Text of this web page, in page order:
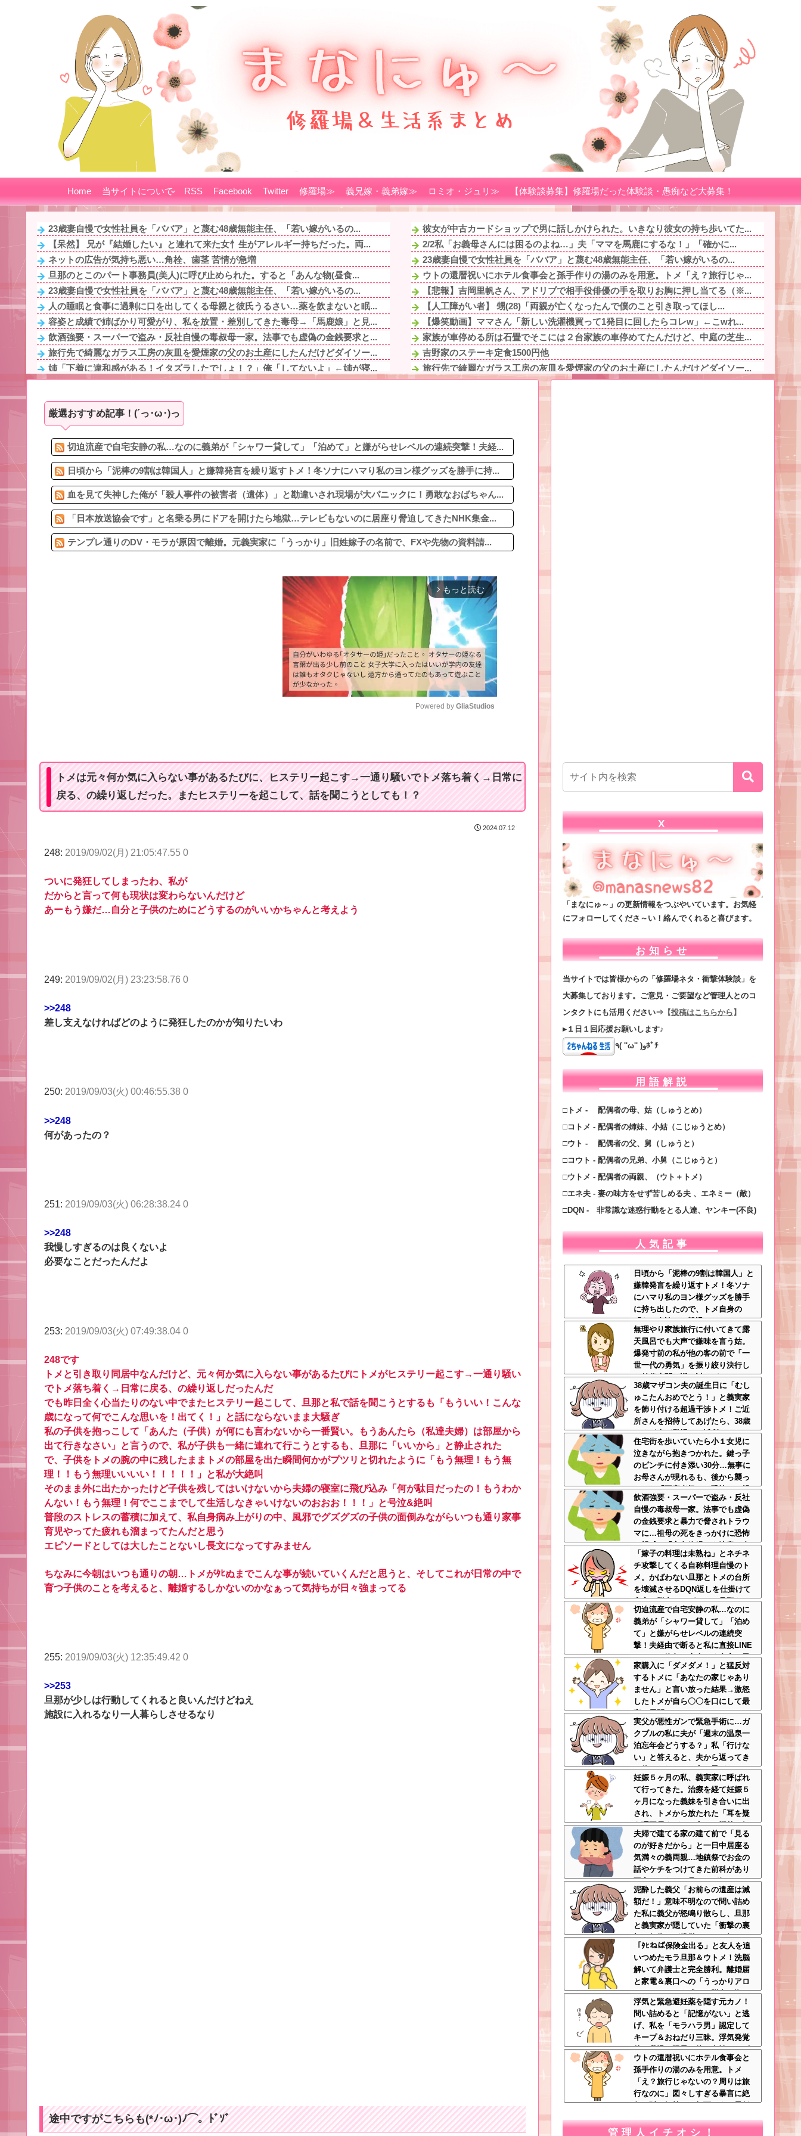
Home 当サイトについて RSS Facebook Twitter 修羅場≫ 義兄嫁・義弟嫁≫ ロミオ・ジュリ≫ 【体験談募集】修羅場だった体験談・愚痴など大募集！
23歳妻自慢で女性社員を「ババア」と蔑む48歳無能主任、「若い嫁がいるの...
【呆然】 兄が『結婚したい』と連れて来た女忄生がアレルギー持ちだった。両...
ネットの広告が気持ち悪い…角栓、歯茎 苦情が急増
旦那のとこのパート事務員(美人)に呼び止められた。すると「あんな物(昼食...
23歳妻自慢で女性社員を「ババア」と蔑む48歳無能主任、「若い嫁がいるの...
人の睡眠と食事に過剰に口を出してくる母親と彼氏うるさい…薬を飲まないと眠...
容姿と成績で姉ばかり可愛がり、私を放置・差別してきた毒母→「馬鹿娘」と見...
飲酒強要・スーパーで盗み・反社自慢の毒叔母一家。法事でも虚偽の金銭要求と...
旅行先で綺麗なガラス工房の灰皿を愛煙家の父のお土産にしたんだけどダイソー...
姉「下着に違和感がある！イタズラしたでしょ！？」俺「してないよ」←姉が寝...
【セール】Dell、HP、NEC、ASUSなどのノートパソコンがセール中...
先生から電話があったんだけど、「〜とか〜」「〜とか考えて〜」と何度も言っ...
90年ぶりに誕生した待望の女の子。お祭り騒ぎの義実家の一方で、近所の婦人...
容姿と成績で姉ばかり可愛がり、私を放置・差別してきた毒母→「馬鹿娘」と見...
彼女が中古カードショップで男に話しかけられた。いきなり彼女の持ち歩いてた...
2/2私「お義母さんには困るのよね…」夫「ママを馬鹿にするな！」「確かに...
23歳妻自慢で女性社員を「ババア」と蔑む48歳無能主任、「若い嫁がいるの...
ウトの還暦祝いにホテル食事会と孫手作りの湯のみを用意。トメ「え？旅行じゃ...
【悲報】吉岡里帆さん、アドリブで相手役俳優の手を取りお胸に押し当てる（※...
【人工障がい者】 甥(28)「両親が亡くなったんで僕のこと引き取ってほし...
【爆笑動画】ママさん「新しい洗濯機買って1発目に回したらコレw」←こwれ...
家族が車停める所は石畳でそこには２台家族の車停めてたんだけど、中庭の芝生...
吉野家のステーキ定食1500円他
旅行先で綺麗なガラス工房の灰皿を愛煙家の父のお土産にしたんだけどダイソー...
【ウマ娘】美浦寮が主催する納涼夏祭りで各ウマ娘が出しそうな催し物他
旦那のとこのパート事務員(美人)に呼び止められた。すると「あんな物(昼食...
厳選おすすめ記事！(´っ･ω･)っ
切迫流産で自宅安静の私…なのに義弟が「シャワー貸して」「泊めて」と嫌がらせレベルの連続突撃！夫経...
日頃から「泥棒の9割は韓国人」と嫌韓発言を繰り返すトメ！冬ソナにハマり私のヨン様グッズを勝手に持...
血を見て失神した俺が「殺人事件の被害者（遺体）」と勘違いされ現場が大パニックに！勇敢なおばちゃん...
「日本放送協会です」と名乗る男にドアを開けたら地獄…テレビもないのに居座り脅迫してきたNHK集金...
テンプレ通りのDV・モラが原因で離婚。元義実家に「うっかり」旧姓嫁子の名前で、FXや先物の資料請...
arrow_forward_ios もっと読む
t
Powered by GliaStudios
トメは元々何か気に入らない事があるたびに、ヒステリー起こす→一通り騒いでトメ落ち着く→日常に
戻る、の繰り返しだった。またヒステリーを起こして、話を聞こうとしても！？
2024.07.12
248: 2019/09/02(月) 21:05:47.55 0
ついに発狂してしまったわ、私が
だからと言って何も現状は変わらないんだけど
あーもう嫌だ…自分と子供のためにどうするのがいいかちゃんと考えよう
249: 2019/09/02(月) 23:23:58.76 0
>>248
差し支えなければどのように発狂したのかが知りたいわ
250: 2019/09/03(火) 00:46:55.38 0
>>248
何があったの？
251: 2019/09/03(火) 06:28:38.24 0
>>248
我慢しすぎるのは良くないよ
必要なことだったんだよ
253: 2019/09/03(火) 07:49:38.04 0
248です
トメと引き取り同居中なんだけど、元々何か気に入らない事があるたびにトメがヒステリー起こす→一通り騒い
でトメ落ち着く→日常に戻る、の繰り返しだったんだ
でも昨日全く心当たりのない中でまたヒステリー起こして、旦那と私で話を聞こうとするも「もういい！こんな
歳になって何でこんな思いを！出てく！」と話にならないまま大騒ぎ
私の子供を抱っこして「あんた（子供）が何にも言わないから一番賢い。もうあんたら（私達夫婦）は部屋から
出て行きなさい」と言うので、私が子供も一緒に連れて行こうとするも、旦那に「いいから」と静止された
で、子供をトメの腕の中に残したままトメの部屋を出た瞬間何かがプツリと切れたように「もう無理！もう無
理！！もう無理いいいい！！！！！」と私が大絶叫
そのまま外に出たかったけど子供を残してはいけないから夫婦の寝室に飛び込み「何が駄目だったの！もうわか
んない！もう無理！何でここまでして生活しなきゃいけないのおおお！！！」と号泣&絶叫
普段のストレスの蓄積に加えて、私自身病み上がりの中、風邪でグズグズの子供の面倒みながらいつも通り家事
育児やってた疲れも溜まってたんだと思う
エピソードとしては大したことないし長文になってすみません
ちなみに今朝はいつも通りの朝…トメがﾀﾋぬまでこんな事が続いていくんだと思うと、そしてこれが日常の中で
育つ子供のことを考えると、離婚するしかないのかなぁって気持ちが日々強まってる
255: 2019/09/03(火) 12:35:49.42 0
>>253
旦那が少しは行動してくれると良いんだけどねえ
施設に入れるなり一人暮らしさせるなり
途中ですがこちらも(*ﾉ･ω･)ﾉ⌒。ﾄﾞｿﾞ
X
「まなにゅ～」の更新情報をつぶやいています。お気軽
にフォローしてくださ～い！絡んでくれると喜びます。
お知らせ
当サイトでは皆様からの「修羅場ネタ・衝撃体験談」を
大募集しております。ご意見・ご要望など管理人とのコ
ンタクトにも活用ください⇒ 【投稿はこちらから 】
▸１日１回応援お願いします♪
٩( ''ω'' )وﾎﾟﾁ
用語解説
□トメ - 配偶者の母、姑（しゅうとめ）
□コトメ - 配偶者の姉妹、小姑（こじゅうとめ）
□ウト - 配偶者の父、舅（しゅうと）
□コウト - 配偶者の兄弟、小舅（こじゅうと）
□ウトメ - 配偶者の両親、（ウト＋トメ）
□エネ夫 - 妻の味方をせず苦しめる夫 、エネミー（敵）
□DQN - 非常識な迷惑行動をとる人達、ヤンキー(不良)
人気記事
日頃から「泥棒の9割は韓国人」と
嫌韓発言を繰り返すトメ！冬ソナ
にハマり私のヨン様グッズを勝手
に持ち出したので、トメ自身の
「あの自論」で撃退したったｗｗ
←矛盾だらけのトメにブーメラン
刺さりまくり
無理やり家族旅行に付いてきて露
天風呂でも大声で嫌味を言う姑。
爆発寸前の私が他の客の前で「一
世一代の勇気」を振り絞り決行し
た前代未聞の返り討ちがこちら←
身体を張った捨て身の反撃すぎる
38歳マザコン夫の誕生日に「むし
ゅこたんおめでとう！」と義実家
を飾り付ける超過干渉トメ！ご近
所さんを招待してあげたら、38歳
メタボ夫が登場して近所のおじい
さんが大爆発する事態に
住宅街を歩いていたら小１女児に
泣きながら抱きつかれた。鍵っ子
のピンチに付き添い30分…無事に
お母さんが現れるも、後から襲っ
てきた「不審者扱いの恐怖」←親
切心が裏目に出るかもしれない世
の中怖すぎる
飲酒強要・スーパーで盗み・反社
自慢の毒叔母一家。法事でも虚偽
の金銭要求と暴力で脅されトラウ
マに…祖母の死をきっかけに恐怖
の親戚と「永久絶縁」を決意←自
分の身の安全を最優先にして大正
解
「嫁子の料理は未熟ね」とネチネ
チ攻撃してくる自称料理自慢のト
メ。かばわない旦那とトメの台所
を壊滅させるDQN返しを仕掛けて
実家に脱出←かばわない旦那も一
緒に痛い目見ろ
切迫流産で自宅安静の私…なのに
義弟が「シャワー貸して」「泊め
て」と嫌がらせレベルの連続突
撃！夫経由で断ると私に直接LINE
してきて絶句←大人しく自宅の風
呂に入れよ
家購入に「ダメダメ！」と猛反対
するトメに「あなたの家じゃあり
ません」と言い放った結果→激怒
したトメが自ら〇〇を口にして最
高の展開へｗｗｗｗｗｗ
実父が悪性ガンで緊急手術に…ガ
クブルの私に夫が「週末の温泉一
泊忘年会どうする？」私「行けな
い」と答えると、夫から返ってき
た信じられない一言←子どもたち
の方が何倍も常識的で泣ける
妊娠５ヶ月の私、義実家に呼ばれ
て行ってきた。治療を経て妊娠５
ヶ月になった義妹を引き合いに出
され、トメから放たれた「耳を疑
う理不尽すぎる一言」に愕然←妊
娠時期の操作とか超能力者かよ
夫婦で建てる家の建て前で「見る
のが好きだから」と一日中居座る
気満々の義両親…地鎮祭でお金の
話やケチをつけてきた前科があり
不安しかない←見るのが好きとか
完全に野次馬の思考
泥酔した義父「お前らの遺産は減
額だ！」意味不明なので問い詰め
た私に義父が怒鳴り散らし、旦那
と義実家が隠していた「衝撃の裏
切り行為」が発覚ｗｗｗ←知らん
間に200万払われてて草
「ﾀﾋねば保険金出る」と友人を追
いつめたモラ旦那＆ウトメ！洗脳
解いて弁護士と完全勝利。離婚届
と家電＆裏口への「うっかりアロ
ンアルファ」を残して脱出←悔し
泣きしながらやることがエグくて
草
浮気と緊急避妊薬を隠す元カノ！
問い詰めると「記憶がない」と逃
げ、私を「モラハラ男」認定して
キープ＆おねだり三昧。浮気発覚
後、我慢の限界で他の女性とスピ
ード婚した結果ｗｗｗｗｗ
ウトの還暦祝いにホテル食事会と
孫手作りの湯のみを用意。トメ
「え？旅行じゃないの？周りは旅
行なのに」図々しすぎる暴言に絶
句←孫の気持ちを無下にする最低
管理人イチオシ！